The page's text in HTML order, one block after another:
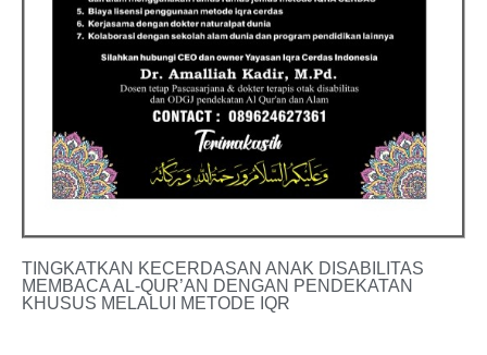
TINGKATKAN KECERDASAN ANAK DISABILITAS
MEMBACA AL-QUR’AN DENGAN PENDEKATAN
KHUSUS MELALUI METODE IQR